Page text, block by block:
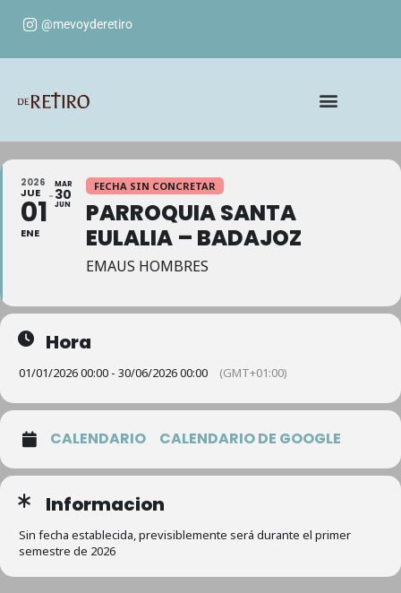
@mevoyderetiro
2026
JUE
01
ENE
MAR
30
JUN
FECHA SIN CONCRETAR
PARROQUIA SANTA
EULALIA – BADAJOZ
EMAUS HOMBRES
Hora
01/01/2026 00:00 - 30/06/2026 00:00 (GMT+01:00)
CALENDARIO CALENDARIO DE GOOGLE
Informacion
Sin fecha establecida, previsiblemente será durante el primer
semestre de 2026